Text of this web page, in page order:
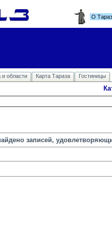
О
и области Карта Тараза Гостиницы
записей,